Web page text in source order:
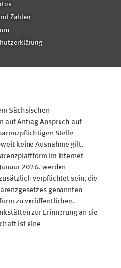
Zahlen
Sächsischen
auf Antrag Anspruch auf
Stelle
keine Ausnahme gilt.
im Internet
2026, werden
verpflichtet sein, die
genannten
zu veröffentlichen.
zur Erinnerung an die
ist eine